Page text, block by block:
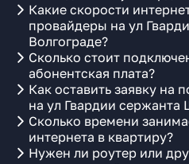
Какие скорости
провайдеры на ул
Волгограде?
Сколько стоит
абонентская плата?
Как оставить заявку на
на ул Гвардии сержанта
Сколько времени
интернета в квартиру?
Нужен ли роутер или